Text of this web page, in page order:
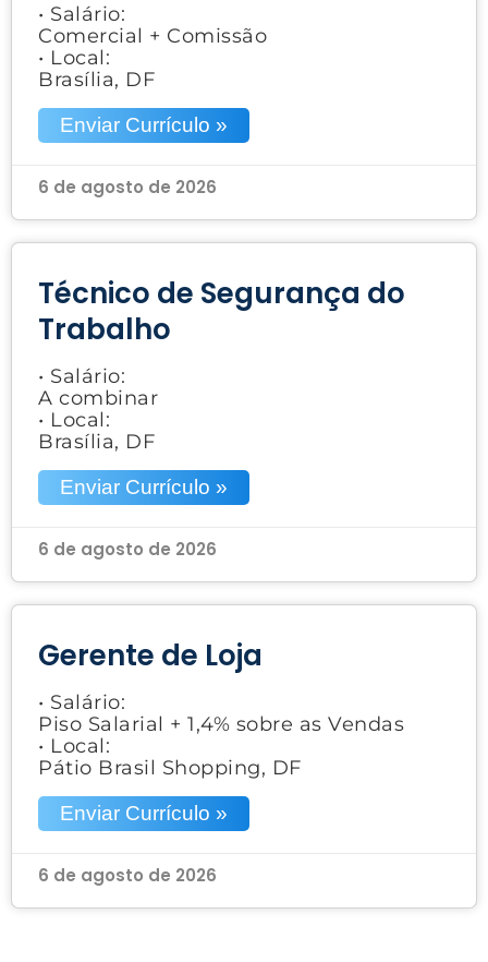
• Salário:
Comercial + Comissão
• Local:
Brasília, DF
Enviar Currículo »
6 de agosto de 2026
Técnico de Segurança do
Trabalho
• Salário:
A combinar
• Local:
Brasília, DF
Enviar Currículo »
6 de agosto de 2026
Gerente de Loja
• Salário:
Piso Salarial + 1,4% sobre as Vendas
• Local:
Pátio Brasil Shopping, DF
Enviar Currículo »
6 de agosto de 2026